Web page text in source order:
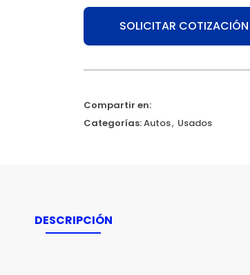
SOLICITAR COTIZACIÓN
Compartir en:
Categorías:Autos, Usados
DESCRIPCIÓN